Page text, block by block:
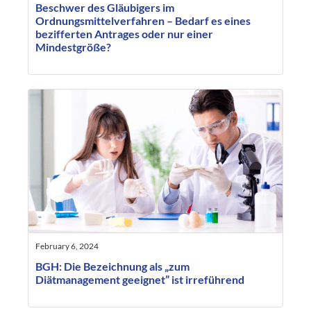
Beschwer des Gläubigers im
Ordnungsmittelverfahren – Bedarf es eines
bezifferten Antrages oder nur einer
Mindestgröße?
February 6, 2024
BGH: Die Bezeichnung als „zum
Diätmanagement geeignet” ist irreführend